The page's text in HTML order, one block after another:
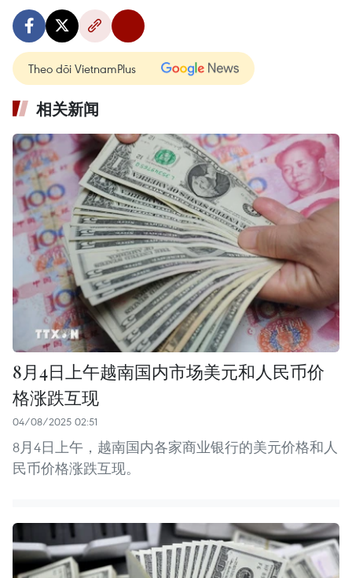
Theo dõi VietnamPlus
相关新闻
8月4日上午越南国内市场美元和人民币价
格涨跌互现
04/08/2025 02:51
8月4日上午，越南国内各家商业银行的美元价格和人
民币价格涨跌互现。